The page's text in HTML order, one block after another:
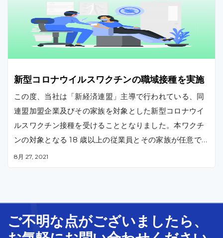
新型コロナウイルスワクチンの職域接種を実施
この度、当社は「新経済連盟」主導で行われている、同
連盟加盟企業及びその家族を対象とした新型コロナウイ
ルスワクチン接種を受けることとなりました。本ワクチ
ンの対象となる 18 歳以上の従業員とその家族が任意で7
月上旬からワクチン接種を開始しています。
8月 27, 2021
ご不明な点がございましたら、